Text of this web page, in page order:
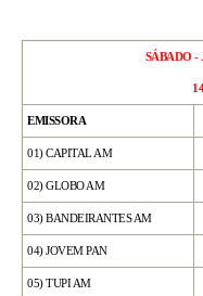
SÁBADO -
EMISSORA
01) CAPITAL AM
02) GLOBO AM
03) BANDEIRANTES AM
04) JOVEM PAN
05) TUPI AM